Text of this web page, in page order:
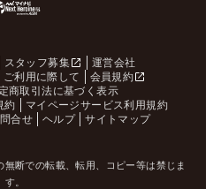
スタッフ募集
運営会社
ご利用に際して
会員規約
商取引法に基づく表示
約
マイページサービス利用規約
合せ ヘルプ サイトマップ
断での転載、転用、コピー等は禁じま
す。